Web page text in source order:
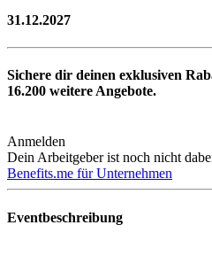
31.12.2027
Sichere dir deinen exklusiven
16.200 weitere Angebote.
Anmelden
Dein Arbeitgeber ist noch nicht
Benefits.me für Unternehmen
Eventbeschreibung